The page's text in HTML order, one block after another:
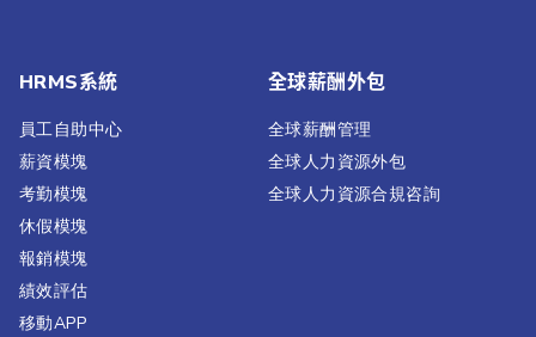
HRMS系統
員工自助中心
薪資模塊
考勤模塊
休假模塊
報銷模塊
績效評估​
移動APP
全球薪酬外包
全球薪酬管理
全球人力資源外包
全球人力資源合規咨詢